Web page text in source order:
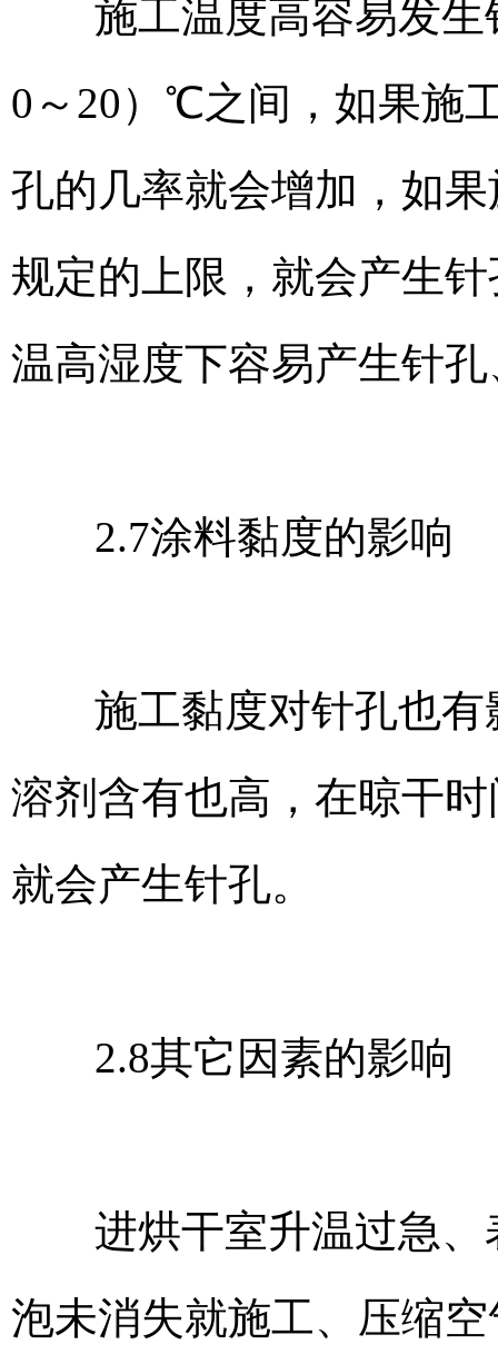
施工温度高容易发生
0～20）℃之间，如果施
孔的几率就会增加，如
规定的上限，就会产生
温高湿度下容易产生针
2.7涂料黏度的影响
施工黏度对针孔也有
溶剂含有也高，在晾干
就会产生针孔。
2.8其它因素的影响
进烘干室升温过急、
泡未消失就施工、压缩